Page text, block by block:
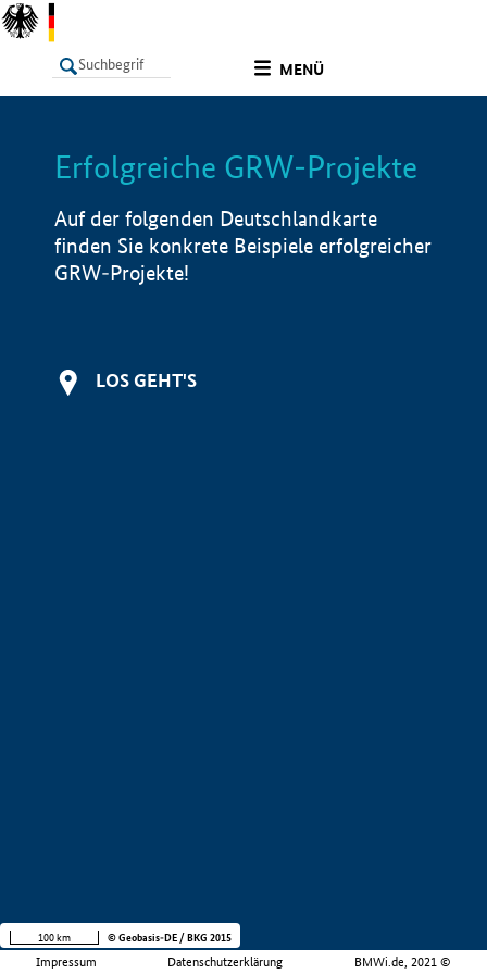
MENÜ
LISTE Info
Erfolgreiche GRW-Projekte
Auf der folgenden Deutschlandkarte
finden Sie konkrete Beispiele erfolgreicher
GRW-Projekte!
LOS GEHT'S
Impressum Datenschutzerklärung BMWi.de, 2021 ©
100 km © Geobasis-DE / BKG 2015